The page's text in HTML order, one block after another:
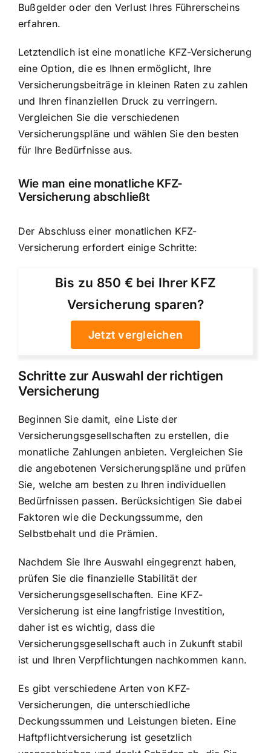
Bußgelder oder den Verlust Ihres Führerscheins
erfahren.
Letztendlich ist eine monatliche KFZ-Versicherung
eine Option, die es Ihnen ermöglicht, Ihre
Versicherungsbeiträge in kleinen Raten zu zahlen
und Ihren finanziellen Druck zu verringern.
Vergleichen Sie die verschiedenen
Versicherungspläne und wählen Sie den besten
für Ihre Bedürfnisse aus.
Wie man eine monatliche KFZ-
Versicherung abschließt
Der Abschluss einer monatlichen KFZ-
Versicherung erfordert einige Schritte:
Bis zu 850 € bei Ihrer KFZ
Versicherung sparen?
Jetzt vergleichen
Schritte zur Auswahl der richtigen
Versicherung
Beginnen Sie damit, eine Liste der
Versicherungsgesellschaften zu erstellen, die
monatliche Zahlungen anbieten. Vergleichen Sie
die angebotenen Versicherungspläne und prüfen
Sie, welche am besten zu Ihren individuellen
Bedürfnissen passen. Berücksichtigen Sie dabei
Faktoren wie die Deckungssumme, den
Selbstbehalt und die Prämien.
Nachdem Sie Ihre Auswahl eingegrenzt haben,
prüfen Sie die finanzielle Stabilität der
Versicherungsgesellschaften. Eine KFZ-
Versicherung ist eine langfristige Investition,
daher ist es wichtig, dass die
Versicherungsgesellschaft auch in Zukunft stabil
ist und Ihren Verpflichtungen nachkommen kann.
Es gibt verschiedene Arten von KFZ-
Versicherungen, die unterschiedliche
Deckungssummen und Leistungen bieten. Eine
Haftpflichtversicherung ist gesetzlich